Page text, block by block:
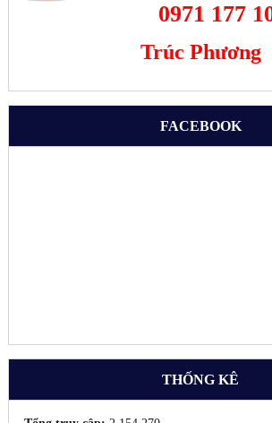
0971 177
Trúc Phương
FACEBOOK
THỐNG KÊ